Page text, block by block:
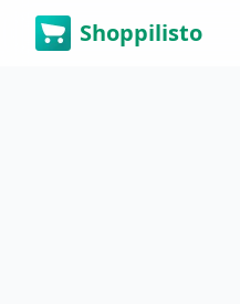
Shoppilisto